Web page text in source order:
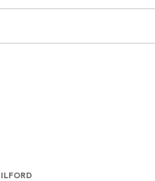
ILFORD